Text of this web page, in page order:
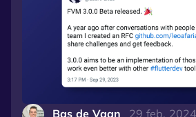
Bas de Vaan 29 feb. 2024